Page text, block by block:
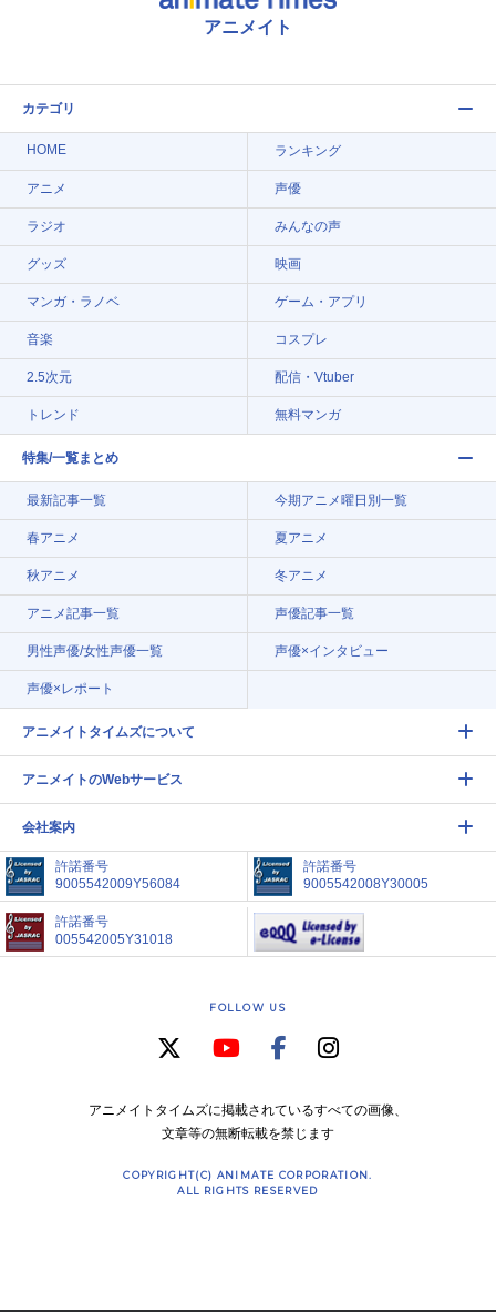
アニメイト
カテゴリ
HOME ランキング
アニメ 声優
ラジオ みんなの声
グッズ 映画
マンガ・ラノベ ゲーム・アプリ
音楽 コスプレ
2.5次元 配信・Vtuber
トレンド 無料マンガ
特集/一覧まとめ
最新記事一覧 今期アニメ曜日別一覧
春アニメ 夏アニメ
秋アニメ 冬アニメ
アニメ記事一覧 声優記事一覧
男性声優/女性声優一覧 声優×インタビュー
声優×レポート
アニメイトタイムズについて
アニメイトのWebサービス
会社案内
許諾番号
9005542009Y56084
許諾番号
9005542008Y30005
許諾番号
005542005Y31018
FOLLOW US
アニメイトタイムズに掲載されているすべての画像、
文章等の無断転載を禁じます
COPYRIGHT(C) ANIMATE CORPORATION.
ALL RIGHTS RESERVED